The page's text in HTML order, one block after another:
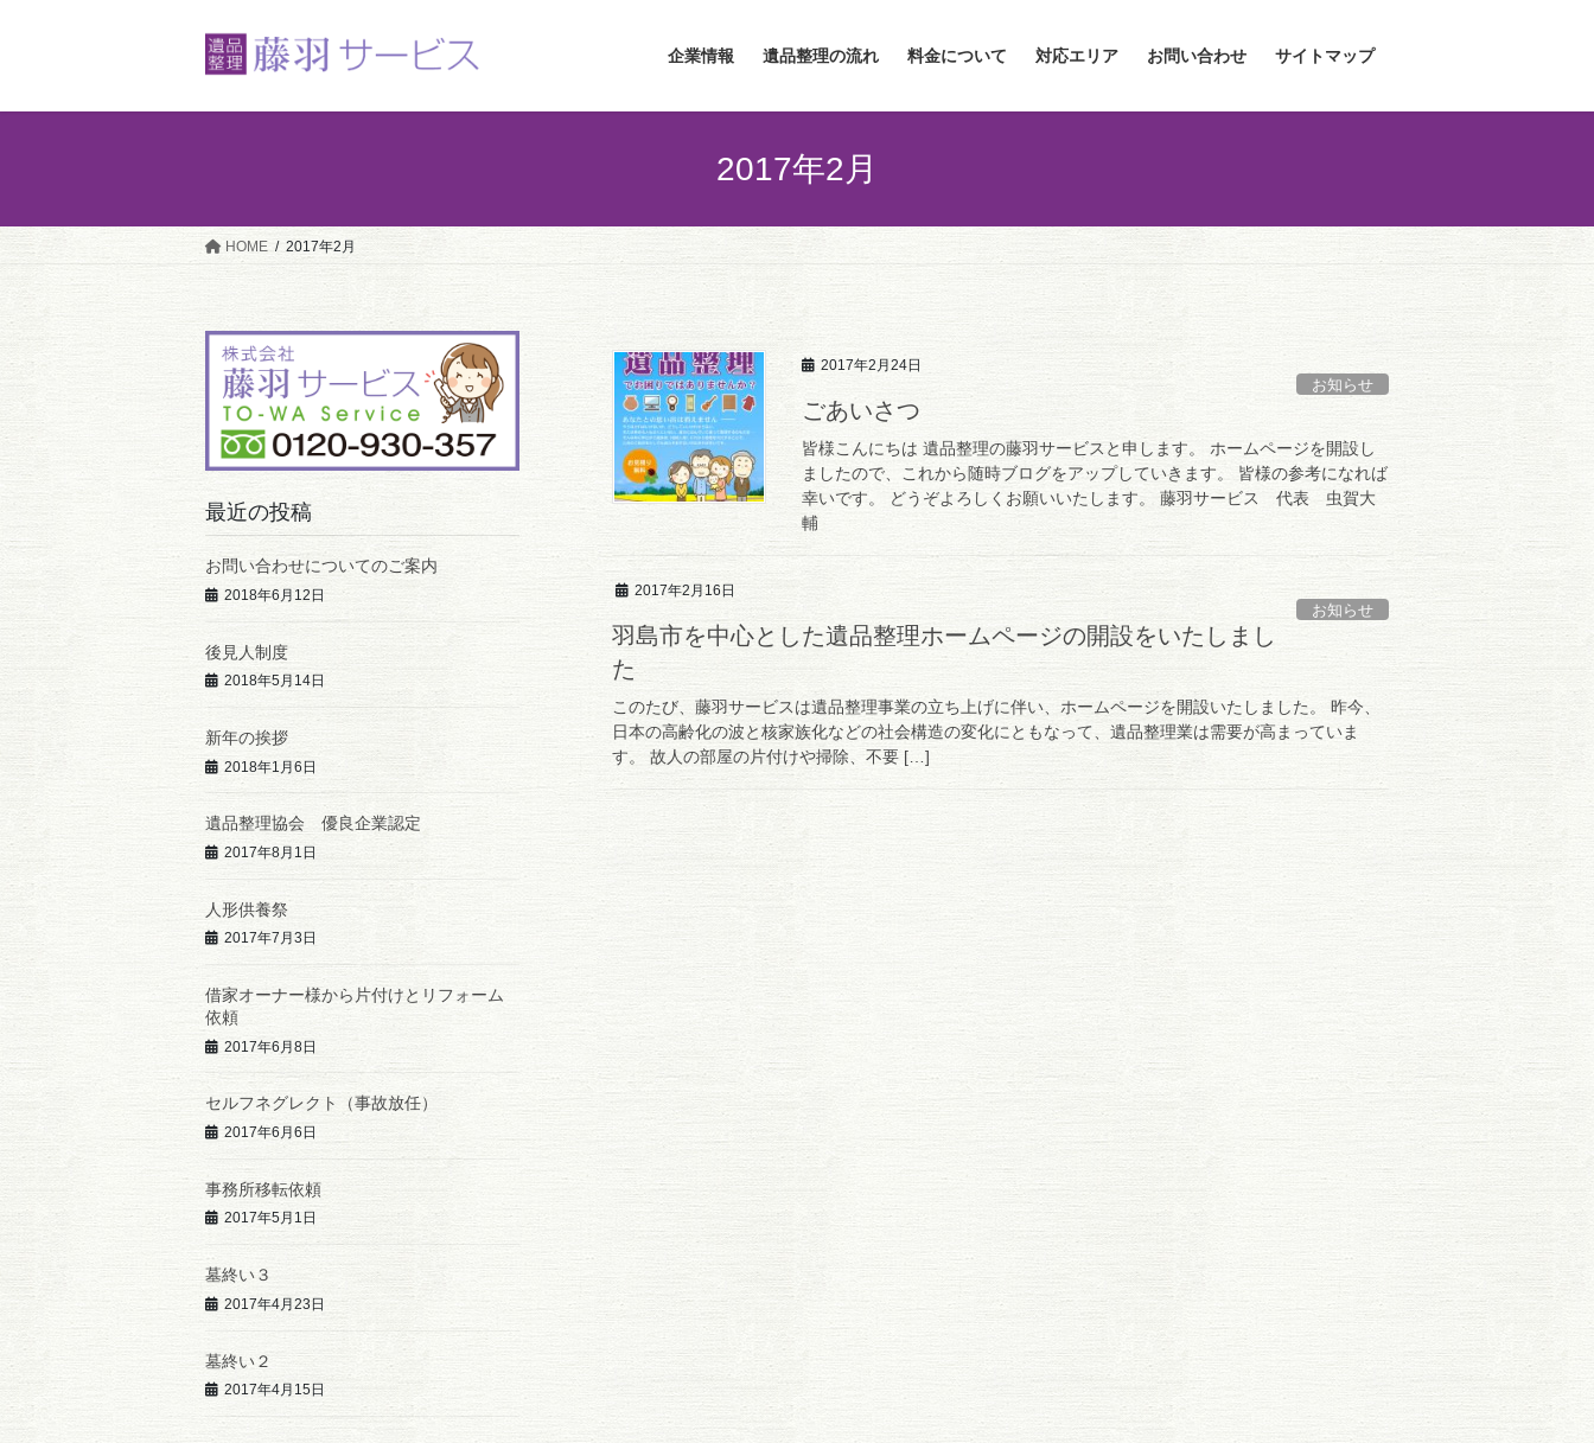
プ
動
企業情報 遺品整理の流れ 料金について 対応エリア お問い合わせ サイトマップ
2017年2月
HOME 2017年2月
2017年2月24日
お知らせ
ごあいさつ
皆様こんにちは 遺品整理の藤羽サービスと申します。 ホームページを開設し
ましたので、これから随時ブログをアップしていきます。 皆様の参考になれば
幸いです。 どうぞよろしくお願いいたします。 藤羽サービス 代表 虫賀大
輔
2017年2月16日
お知らせ
羽島市を中心とした遺品整理ホームページの開設をいたしまし
た
このたび、藤羽サービスは遺品整理事業の立ち上げに伴い、ホームページを開設いたしました。 昨今、
日本の高齢化の波と核家族化などの社会構造の変化にともなって、遺品整理業は需要が高まっていま
す。 故人の部屋の片付けや掃除、不要 […]
最近の投稿
お問い合わせについてのご案内
2018年6月12日
後見人制度
2018年5月14日
新年の挨拶
2018年1月6日
遺品整理協会 優良企業認定
2017年8月1日
人形供養祭
2017年7月3日
借家オーナー様から片付けとリフォーム
依頼
2017年6月8日
セルフネグレクト（事故放任）
2017年6月6日
事務所移転依頼
2017年5月1日
墓終い３
2017年4月23日
墓終い２
2017年4月15日